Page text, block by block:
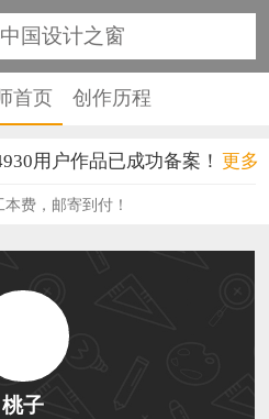
国设计之窗
首页 创作历程
用户作品已成功备案！
用户作品已成功备案！
用户作品已成功备案！
用户作品已成功备案！
用户作品已成功备案！
用户作品已成功备案！
更多
费，邮寄到付！
桃子